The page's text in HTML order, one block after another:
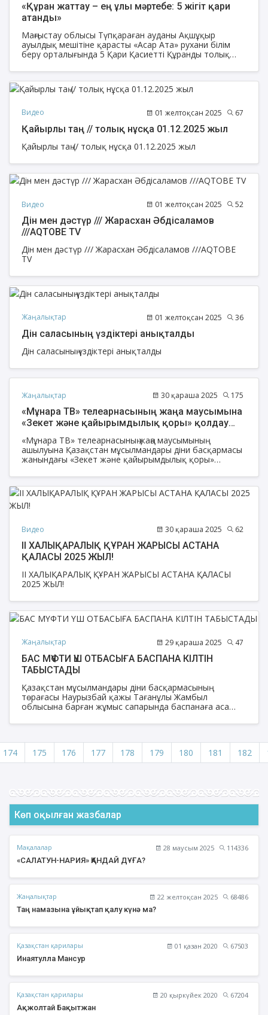
«Құран жаттау – ең ұлы мәртебе: 5 жігіт қари
атанды»
Маңғыстау облысы Түпқараған ауданы Ақшұқыр
ауылдық мешітіне қарасты «Асар Ата» рухани білім
беру орталығында 5 Қари Қасиетті Құранды толық
Видео 01 желтоқсан 2025 67
Қайырлы таң // толық нұсқа 01.12.2025 жыл
Қайырлы таң // толық нұсқа 01.12.2025 жыл
Видео 01 желтоқсан 2025 52
Дін мен дәстүр /// Жарасхан Әбдісаламов
///AQTOBE TV
Дін мен дәстүр /// Жарасхан Әбдісаламов ///AQTOBE
TV
Жаңалықтар 01 желтоқсан 2025 36
Дін саласының үздіктері анықталды
Дін саласының үздіктері анықталды
Жаңалықтар 30 қараша 2025 175
«Мұнара ТВ» телеарнасының жаңа маусымына
«Зекет және қайырымдылық қоры» қолдау
«Мұнара ТВ» телеарнасының жаңа маусымының
ашылуына Қазақстан мұсылмандары діни басқармасы
жанындағы «Зекет және қайырымдылық қоры»
Видео 30 қараша 2025 62
ІІ ХАЛЫҚАРАЛЫҚ ҚҰРАН ЖАРЫСЫ АСТАНА
ҚАЛАСЫ 2025 ЖЫЛ!
ІІ ХАЛЫҚАРАЛЫҚ ҚҰРАН ЖАРЫСЫ АСТАНА ҚАЛАСЫ
2025 ЖЫЛ!
Жаңалықтар 29 қараша 2025 47
БАС МҮФТИ ҮШ ОТБАСЫҒА БАСПАНА КІЛТІН
ТАБЫСТАДЫ
Қазақстан мұсылмандары діни басқармасының
төрағасы Наурызбай қажы Тағанұлы Жамбыл
облысына барған жұмыс сапарында баспанаға аса
174 175 176 177 178 179 180 181 182
Көп оқылған жазбалар
Мақалалар 28 маусым 2025
114336
«САЛАТУН-НАРИЯ» ҚАНДАЙ ДҰҒА?
Жаңалықтар 22 желтоқсан 2025
68486
Таң намазына ұйықтап қалу күнә ма?
Қазақстан қарилары 01 қазан 2020
67503
Инаятулла Мансур
Қазақстан қарилары 20 қыркүйек 2020
67204
Ақжолтай Бақытжан